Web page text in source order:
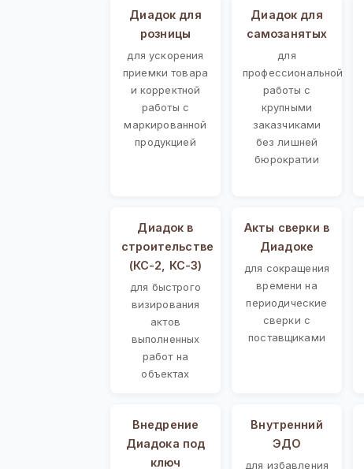
Диадок для
розницы
для ускорения
приемки товара
и корректной
работы с
маркированной
продукцией
Диадок для
самозанятых
для
профессиональной
работы с
крупными
заказчиками
без лишней
бюрократии
Диадок в
строительстве
(КС-2, КС-3)
для быстрого
визирования
актов
выполненных
работ на
объектах
Акты сверки в
Диадоке
для сокращения
времени на
периодические
сверки с
поставщиками
Внедрение
Диадока под
ключ
Внутренний
ЭДО
для избавления